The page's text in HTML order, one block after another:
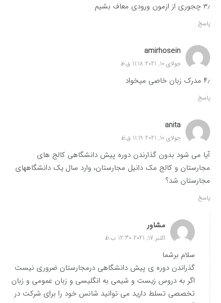
۳٫ چجوری از ازمون ورودی معاف بشیم
پاسخ
amirhosein
جولای 10, 2021 11:18 ق.ظ
۴٫ مدرک زبان خاصی میخواد
پاسخ
anita
جولای 10, 2021 11:19 ق.ظ
آیا می شود بدون گذارندن دوره پیش دانشگاهی کالج های
مجارستان و کالج مک دانیل مجارستان، وارد سال یک دانشگاههای
مجارستان شد؟
پاسخ
مشاور
اکتبر 17, 2021 12:30 ب.ظ
سلام برشما
گذراندن دوره ی پیش دانشگاهی درمجارستان ضروری نیست
اگر به دروس زیست و شیمی به انگلیسی و زبان عمومی و زبان
تخصصی تسلط دارید می توانید شانس خود را برای شرکت در